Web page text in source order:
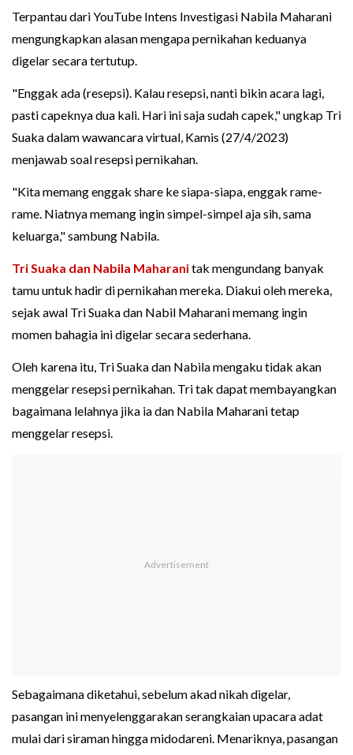
Terpantau dari YouTube Intens Investigasi Nabila Maharani
mengungkapkan alasan mengapa pernikahan keduanya
digelar secara tertutup.
"Enggak ada (resepsi). Kalau resepsi, nanti bikin acara lagi,
pasti capeknya dua kali. Hari ini saja sudah capek," ungkap Tri
Suaka dalam wawancara virtual, Kamis (27/4/2023)
menjawab soal resepsi pernikahan.
"Kita memang enggak share ke siapa-siapa, enggak rame-
rame. Niatnya memang ingin simpel-simpel aja sih, sama
keluarga," sambung Nabila.
Tri Suaka dan Nabila Maharanitak mengundang banyak
tamu untuk hadir di pernikahan mereka. Diakui oleh mereka,
sejak awal Tri Suaka dan Nabil Maharani memang ingin
momen bahagia ini digelar secara sederhana.
Oleh karena itu, Tri Suaka dan Nabila mengaku tidak akan
menggelar resepsi pernikahan. Tri tak dapat membayangkan
bagaimana lelahnya jika ia dan Nabila Maharani tetap
menggelar resepsi.
Sebagaimana diketahui, sebelum akad nikah digelar,
pasangan ini menyelenggarakan serangkaian upacara adat
mulai dari siraman hingga midodareni. Menariknya, pasangan